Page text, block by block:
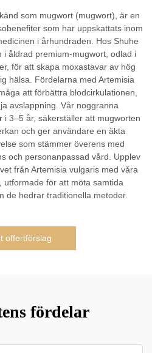
som mugwort (mugwort), är en
som har uppskattats inom
i århundraden. Hos Shuhe
i åldrad premium-mugwort, odlad i
för att skapa moxastavar av hög
hälsa. Fördelarna med Artemisia
att förbättra blodcirkulationen,
avslappning. Vår noggranna
i 3–5 år, säkerställer att mugworten
och ger användare en äkta
som stämmer överens med
och personanpassad vård. Upplev
från Artemisia vulgaris med våra
utformade för att möta samtida
de hedrar traditionella metoder.
offertförslag
fördelar